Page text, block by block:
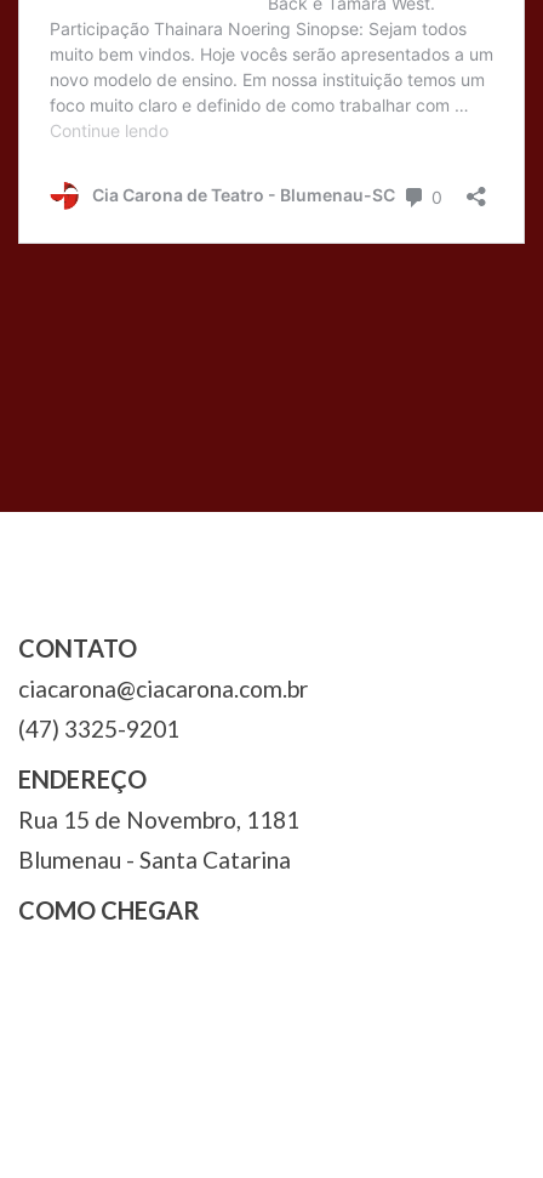
CONTATO
ciacarona@ciacarona.com.br
(47) 3325-9201
ENDEREÇO
Rua 15 de Novembro, 1181
Blumenau - Santa Catarina
COMO CHEGAR